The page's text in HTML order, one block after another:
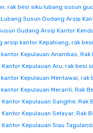
, rak besi siku lubang susun
Susun Gudang Arsip
Gudang Arsip Kantor
arsip kantor Kepahiang, rak
Kepulauan Anambas, Rak
Kepulauan Aru, rak besi
Kepulauan Mentawai, rak
Kepulauan Meranti, Rak
Kepulauan Sangihe, Rak
Kepulauan Selayar, Rak
Kepulauan Siau